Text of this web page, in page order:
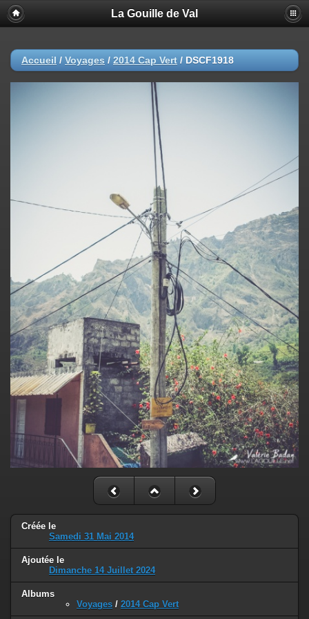
La Gouille de Val
Accueil / Voyages / 2014 Cap Vert / DSCF1918
Créée le
Samedi 31 Mai 2014
Ajoutée le
Dimanche 14 Juillet 2024
Albums
Voyages / 2014 Cap Vert